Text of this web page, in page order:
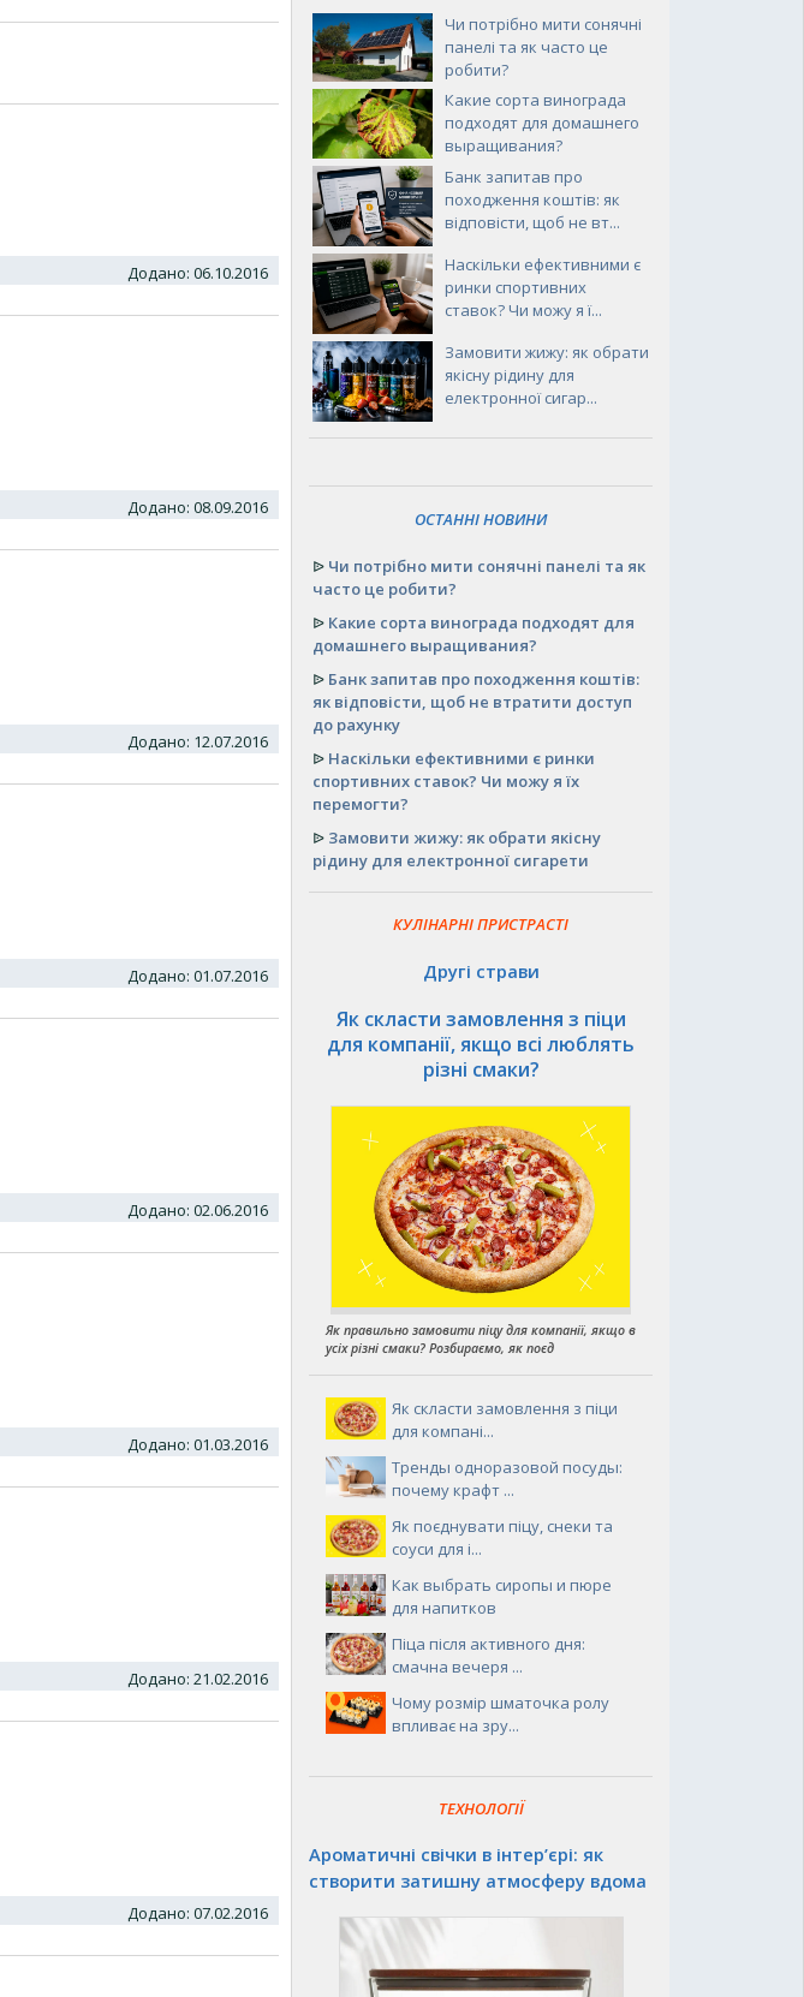
Додано: 06.10.2016
Додано: 08.09.2016
Додано: 12.07.2016
Додано: 01.07.2016
Додано: 02.06.2016
Додано: 01.03.2016
Додано: 21.02.2016
Додано: 07.02.2016
Чи потрібно мити сонячні
панелі та як часто це
робити?
Какие сорта винограда
подходят для домашнего
выращивания?
Банк запитав про
походження коштів: як
відповісти, щоб не вт...
Наскільки ефективними є
ринки спортивних
ставок? Чи можу я ї...
Замовити жижу: як обрати
якісну рідину для
електронної сигар...
ОСТАННІ НОВИНИ
ᐉ Чи потрібно мити сонячні панелі та як
часто це робити?
ᐉ Какие сорта винограда подходят для
домашнего выращивания?
ᐉ Банк запитав про походження коштів:
як відповісти, щоб не втратити доступ
до рахунку
ᐉ Наскільки ефективними є ринки
спортивних ставок? Чи можу я їх
перемогти?
ᐉ Замовити жижу: як обрати якісну
рідину для електронної сигарети
КУЛІНАРНІ ПРИСТРАСТІ
Другі страви
Як скласти замовлення з піци
для компанії, якщо всі люблять
різні смаки?
Як правильно замовити піцу для компанії, якщо в
усіх різні смаки? Розбираємо, як поєд
Як скласти замовлення з піци
для компані...
Тренды одноразовой посуды:
почему крафт ...
Як поєднувати піцу, снеки та
соуси для і...
Как выбрать сиропы и пюре
для напитков
Піца після активного дня:
смачна вечеря ...
Чому розмір шматочка ролу
впливає на зру...
ТЕХНОЛОГІЇ
Ароматичні свічки в інтер’єрі: як
створити затишну атмосферу вдома